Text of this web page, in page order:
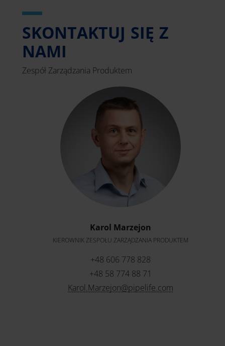
SKONTAKTUJ SIĘ Z
NAMI
Zespół Zarządzania Produktem
Karol Marzejon
KIEROWNIK ZESPOŁU ZARZĄDZANIA PRODUKTEM
+48 606 778 828
+48 58 774 88 71
Karol.Marzejon@pipelife.com